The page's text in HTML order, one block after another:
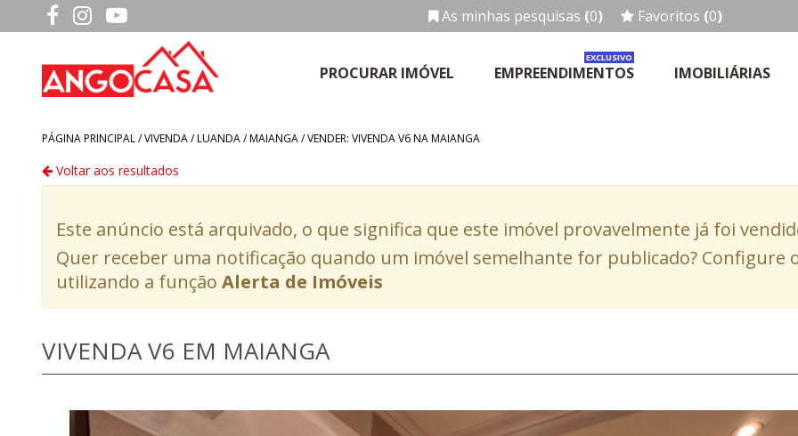
As minhas pesquisas (0) Favoritos (0)
PROCURAR IMÓVEL EMPREENDIMENTOS
EXCLUSIVO
IMOBILIÁRIAS
PÁGINA PRINCIPAL /VIVENDA/LUANDA/MAIANGA/VENDER: VIVENDA V6 NA MAIANGA
Voltar aos resultados
Este anúncio está arquivado, o que significa que este imóvel provavelmente já foi
Quer receber uma notificação quando um imóvel semelhante for publicado? Configure
utilizando a função Alerta de Imóveis
VIVENDA V6 EM MAIANGA